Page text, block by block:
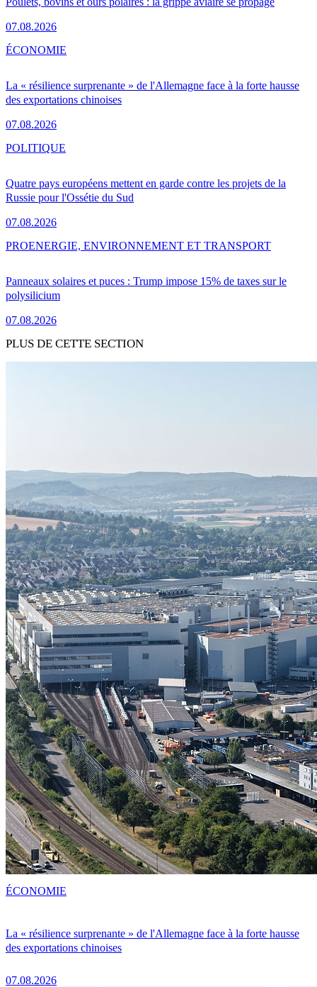
07.08.2026
La « résilience surprenante » de l'Allemagne face à la forte hausse
des exportations chinoises
07.08.2026
ÉCONOMIE
Quatre pays européens mettent en garde contre les projets de la
Russie pour l'Ossétie du Sud
07.08.2026
POLITIQUE
Panneaux solaires et puces : Trump impose 15% de taxes sur le
polysilicium
07.08.2026
PROENERGIE, ENVIRONNEMENT ET TRANSPORT
PLUS DE CETTE SECTION
La « résilience surprenante » de l'Allemagne face à la forte hausse
des exportations chinoises
07.08.2026
ÉCONOMIE